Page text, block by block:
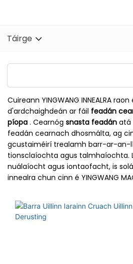
Táirge
Cuireann YINGWANG INNEALRA
d'ardchaighdeán ar fáil feadán
píopa . Cearnóg snasta feadán atá
feadán cearnach dhosmálta, ag
gcustaiméirí trealamh barr-ar-an-
tionsclaíochta agus talmhaíochta.
nuálaíocht agus iontaofacht, is
innealra chun cinn é YINGWANG